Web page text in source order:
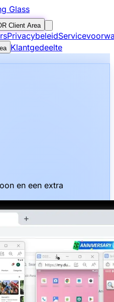
Glass
Client Area
Privacybeleid
Klantgedeelte
en een extra